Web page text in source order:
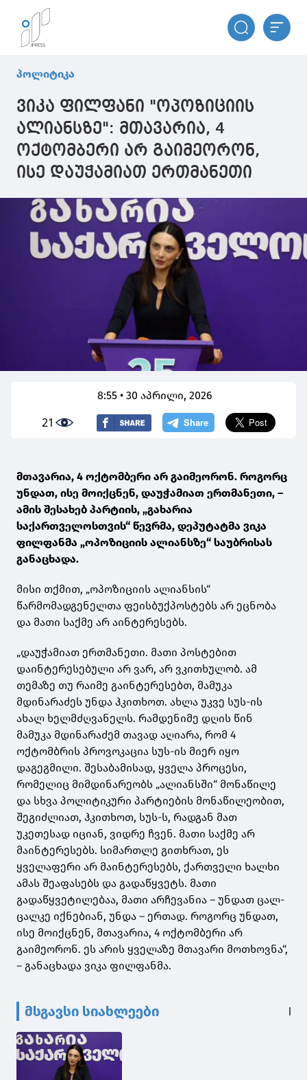
პოლიტიკა
ვიკა ფილფანი "ოპოზიციის
ალიანსზე": მთავარია, 4
ოქტომბერი არ გაიმეორონ,
ისე დაუჭამიათ ერთმანეთი
8:55 • 30 აპრილი, 2026
21
მთავარია, 4 ოქტომბერი არ გაიმეორონ. როგორც
უნდათ, ისე მოიქცნენ, დაუჭამიათ ერთმანეთი, –
ამის შესახებ პარტიის, „გახარია
საქართველოსთვის“ წევრმა, დეპუტატმა ვიკა
ფილფანმა „ოპოზიციის ალიანსზე“ საუბრისას
განაცხადა.
მისი თქმით, „ოპოზიციის ალიანსის“
წარმომადგენელთა ფეისბუქპოსტებს არ ეცნობა
და მათი საქმე არ აინტერესებს.
„დაუჭამიათ ერთმანეთი. მათი პოსტებით
დაინტერესებული არ ვარ, არ ვკითხულობ. ამ
თემაზე თუ რაიმე გაინტერესებთ, მამუკა
მდინარაძეს უნდა ჰკითხოთ. ახლა უკვე სუს-ის
ახალ ხელმძღვანელს. რამდენიმე დღის წინ
მამუკა მდინარაძემ თავად აღიარა, რომ 4
ოქტომბრის პროვოკაცია სუს-ის მიერ იყო
დაგეგმილი. შესაბამისად, ყველა პროცესი,
რომელიც მიმდინარეობს „ალიანსში“ მონაწილე
და სხვა პოლიტიკური პარტიების მონაწილეობით,
შეგიძლიათ, ჰკითხოთ, სუს-ს, რადგან მათ
უკეთესად იციან, ვიდრე ჩვენ. მათი საქმე არ
მაინტერესებს. სიმართლე გითხრათ, ეს
ყველაფერი არ მაინტერესებს, ქართველი ხალხი
ამას შეაფასებს და გადაწყვეტს. მათი
გადაწყვეტილებაა, მათი არჩევანია – უნდათ ცალ-
ცალკე იქნებიან, უნდა – ერთად. როგორც უნდათ,
ისე მოიქცნენ, მთავარია, 4 ოქტომბერი არ
გაიმეორონ. ეს არის ყველაზე მთავარი მოთხოვნა“,
– განაცხადა ვიკა ფილფანმა.
მსგავსი სიახლეები